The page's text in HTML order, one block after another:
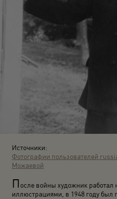
Источники:
Фотографии пользователей
Можаевой
После войны художник
иллюстрациями, в 1948 году был